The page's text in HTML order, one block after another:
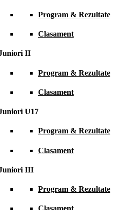
Program & Rezultate
Clasament
II
Program & Rezultate
Clasament
U17
Program & Rezultate
Clasament
III
Program & Rezultate